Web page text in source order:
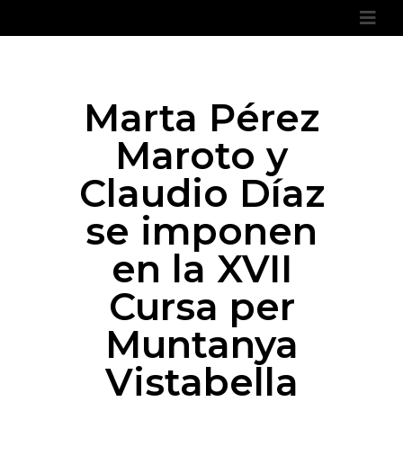
Marta Pérez
Maroto y
Claudio Díaz
se imponen
en la XVII
Cursa per
Muntanya
Vistabella